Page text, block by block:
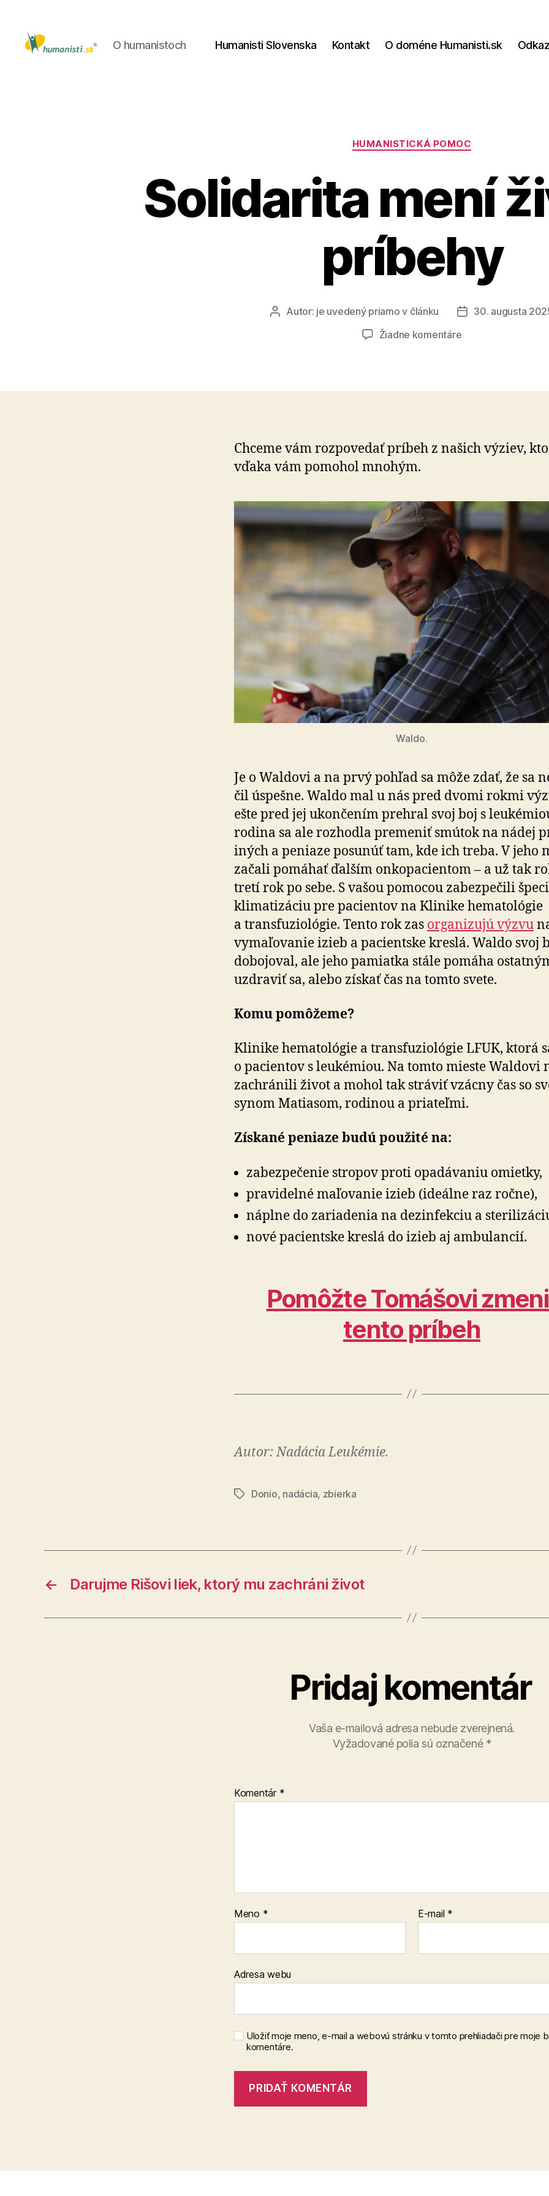
O humanistoch Humanisti Slovenska Kontakt O doméne Humanisti.sk
Kategórie
HUMANISTICKÁ POMOC
Solidarita mení
príbehy
AutorAutor: je uvedený priamo v článku
Dátum30. augusta
Žiadne komentárena
príbehy
Chceme vám rozpovedať príbeh z našich výziev,
vďaka vám pomohol mnohým.
Waldo.
Je o Waldovi a na prvý pohľad sa môže zdať, že sa
čil úspešne. Waldo mal u nás pred dvomi rokmi
ešte pred jej ukončením prehral svoj boj s
rodina sa ale rozhodla premeniť smútok na nádej
iných a peniaze posunúť tam, kde ich treba. V jeho
začali pomáhať ďalším onkopacientom – a už tak
tretí rok po sebe. S vašou pomocou zabezpečili
klimatizáciu pre pacientov na Klinike he­ma­to­ló­gie
a transfuziológie. Tento rok zas organizujú výzvu
vymaľovanie izieb a pacientske kreslá. Waldo svoj
dobojoval, ale jeho pamiatka stále pomáha
uzdraviť sa, alebo získať čas na tomto svete.
Komu pomôžeme?
Klinike hematológie a transfuziológie LFUK, ktorá
o pacientov s leukémiou. Na tomto mieste Waldovi
zachránili život a mohol tak stráviť vzácny čas so
synom Matiasom, rodinou a priateľmi.
Získané peniaze budú použité na:
zabezpečenie stropov proti opadávaniu omietky,
pravidelné maľovanie izieb (ideálne raz ročne),
náplne do zariadenia na dezinfekciu a
nové pacientske kreslá do izieb aj ambulancií.
Pomôžte Tomášovi
tento príbeh
Autor: Nadácia Leukémie.
Značky
Donio, nadácia, zbierka
← Darujme Rišovi liek, ktorý mu zachráni život
Pridaj komentár
Vaša e-mailová adresa nebude zverejnená.
Vyžadované polia sú označené *
Komentár *
Meno * E-mail *
Adresa webu
Uložiť moje meno, e-mail a webovú stránku v tomto prehliadači pre moje
komentáre.